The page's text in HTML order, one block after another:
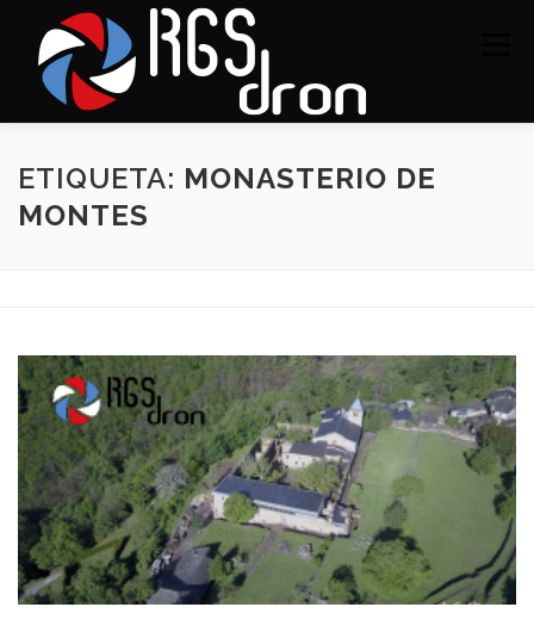
contenido
SERVICIOS PORTAFOLIO CONTACTO
ETIQUETA: MONASTERIO DE
MONTES